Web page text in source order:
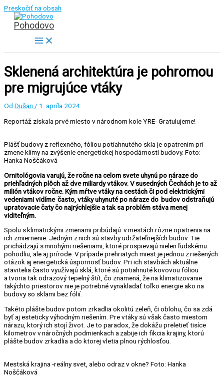
Preskočiť na obsah
Pohodovo
Sklenená architektúra je pohromou
pre migrujúce vtáky
Od Dušan / 1. apríla 2024
Reportáž získala prvé miesto v národnom kole YRE- Gratulujeme!
Plášť budovy z reflexného, fóliou potiahnutého skla je opatrením pri
zmene klímy na zvýšenie energetickej hospodárnosti budovy. Foto:
Hanka Noščáková
Ornitológovia varujú, že ročne na celom svete uhynú po náraze do
priehľadných plôch až dve miliardy vtákov. V susedných Čechách je to až
milión vtákov ročne. Kým mŕtve vtáky na cestách či pod elektrickými
vedeniami vidíme často, vtáky uhynuté po náraze do budov odstraňujú
upratovacie čaty čo najrýchlejšie a tak sa problém stáva menej
viditeľným.
Spolu s klimatickými zmenami pribúdajú v mestách rôzne opatrenia na
ich zmiernenie. Jedným z nich sú stavby udržateľnejších budov. Tie
prichádzajú s mnohými riešeniami, ktoré prospievajú nielen ľudskému
pohodliu, ale aj prírode. V prípade prehriatych miest je jednou z riešených
otázok aj energetická úspornosť budov. Pri ich stavbách aktuálne
stavitelia často využívajú sklá, ktoré sú potiahnuté kovovou fóliou
a tvoria tak odrazový tepelný štít, čo znamená, že na klimatizovanie
takýchto priestorov nie je potrebné vynakladať toľko energie ako na
budovy so sklami bez fólií.
Takéto plášte budov potom zrkadlia okolitú zeleň, či oblohu, čo sa zdá
byť aj esteticky výhodným riešením. Pre vtáky sú však často miestom
nárazu, ktorý ich stojí život. Je to paradox, že dokážu preletieť tisíce
kilometrov v náročných podmienkach a zabije ich fikcia krajiny, ktorú
plášte budov zrkadlia a do ktorej vletia plnou rýchlosťou.
Mestská krajina -reálny svet, alebo odraz v okne? Foto: Hanka
Noščáková